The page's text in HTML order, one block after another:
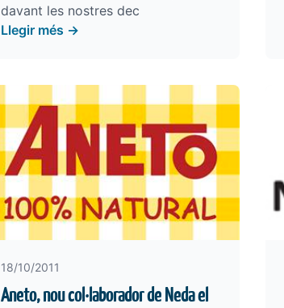
davant les nostres dec
Llegir més →
18/10/2011
Aneto, nou col·laborador de Neda el